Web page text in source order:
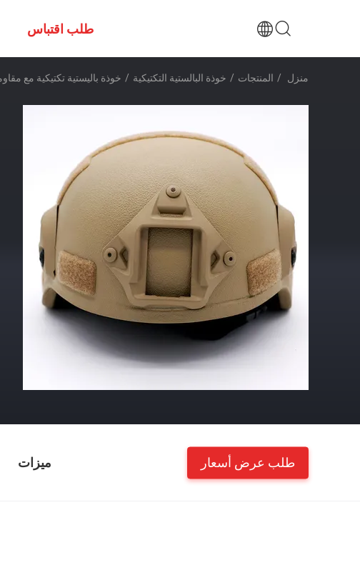
طلب اقتباس
منزل / المنتجات / خوذة البالستية التكتيكية / خوذة باليستية تكتيكية مع
ميزات طلب عرض أسعار